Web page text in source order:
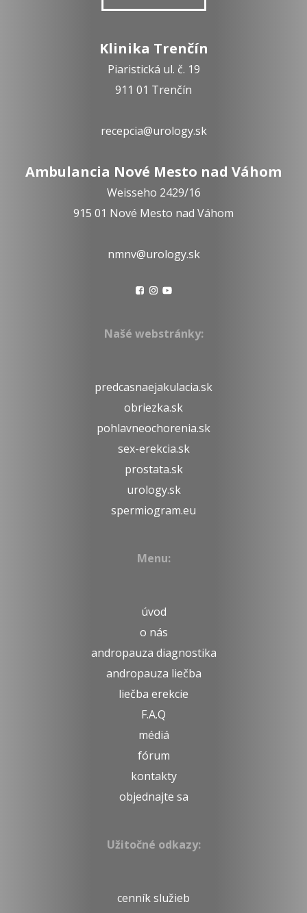
Klinika Trenčín
Piaristická ul. č. 19
911 01 Trenčín
recepcia@urology.sk
Ambulancia Nové Mesto nad Váhom
Weisseho 2429/16
915 01 Nové Mesto nad Váhom
nmnv@urology.sk
Našé webstránky:
predcasnaejakulacia.sk
obriezka.sk
pohlavneochorenia.sk
sex-erekcia.sk
prostata.sk
urology.sk
spermiogram.eu
Menu:
úvod
o nás
andropauza diagnostika
andropauza liečba
liečba erekcie
F.A.Q
médiá
fórum
kontakty
objednajte sa
Užitočné odkazy:
cenník služieb